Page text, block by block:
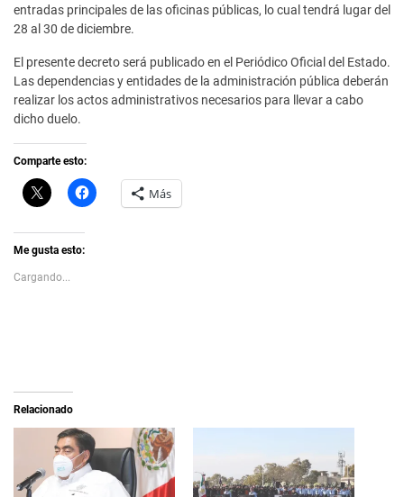
entradas principales de las oficinas públicas, lo cual tendrá lugar del
28 al 30 de diciembre.
El presente decreto será publicado en el Periódico Oficial del Estado.
Las dependencias y entidades de la administración pública deberán
realizar los actos administrativos necesarios para llevar a cabo
dicho duelo.
Comparte esto:
C
l
k
t
s
h
e
b
r
u
n
H
a
e
n
F
a
c
Más
Me gusta esto:
Cargando...
Relacionado